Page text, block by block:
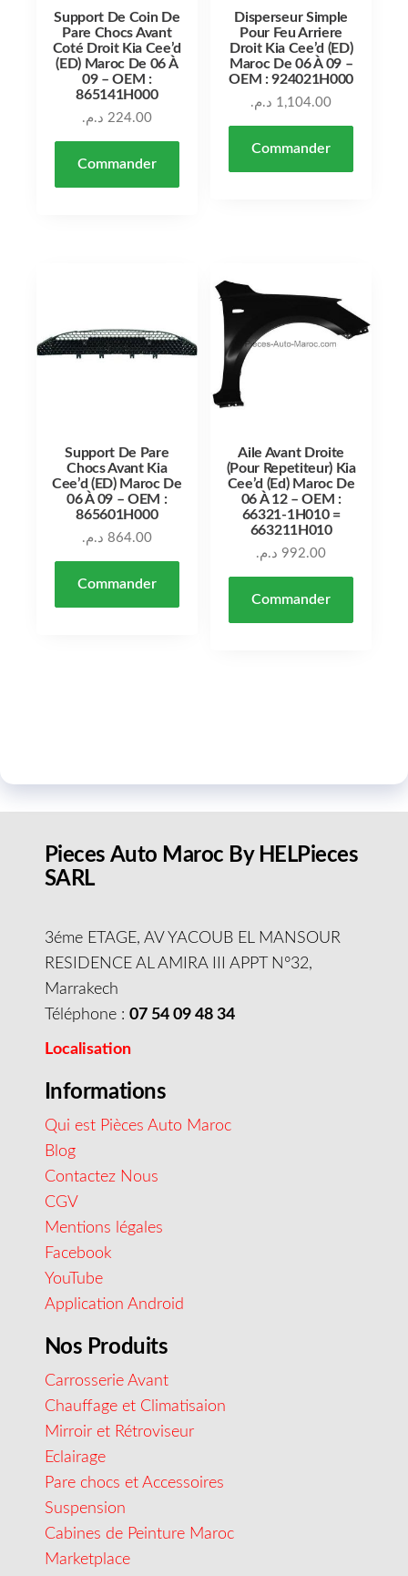
Support De Coin De
Pare Chocs Avant
Coté Droit Kia Cee’d
(ED) Maroc De 06 À
09 – OEM :
865141H000
224.00 د.م.
Commander
Disperseur Simple
Pour Feu Arriere
Droit Kia Cee’d (ED)
Maroc De 06 À 09 –
OEM : 924021H000
1,104.00 د.م.
Commander
Support De Pare
Chocs Avant Kia
Cee’d (ED) Maroc De
06 À 09 – OEM :
865601H000
864.00 د.م.
Commander
Aile Avant Droite
(Pour Repetiteur) Kia
Cee’d (Ed) Maroc De
06 À 12 – OEM :
66321-1H010 =
663211H010
992.00 د.م.
Commander
Pieces Auto Maroc By HELPieces
SARL
3éme ETAGE, AV YACOUB EL MANSOUR
RESIDENCE AL AMIRA III APPT N°32,
Marrakech
Téléphone : 07 54 09 48 34
Localisation
Informations
Qui est Pièces Auto Maroc
Blog
Contactez Nous
CGV
Mentions légales
Facebook
YouTube
Application Android
Nos Produits
Carrosserie Avant
Chauffage et Climatisaion
Mirroir et Rétroviseur
Eclairage
Pare chocs et Accessoires
Suspension
Cabines de Peinture Maroc
Marketplace